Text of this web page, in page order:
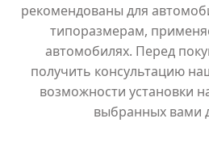
рекомендованы для
типоразмерам,
автомобилях. Перед
получить консультацию
возможности установки
выбранных вами